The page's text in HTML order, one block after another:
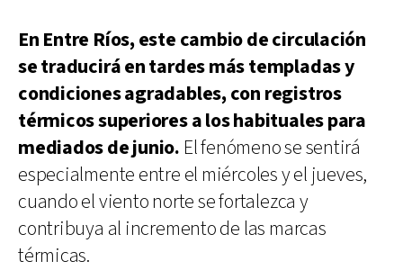
En Entre Ríos, este cambio de circulación
se traducirá en tardes más templadas y
condiciones agradables, con registros
térmicos superiores a los habituales para
mediados de junio. El fenómeno se sentirá
especialmente entre el miércoles y el jueves,
cuando el viento norte se fortalezca y
contribuya al incremento de las marcas
térmicas.